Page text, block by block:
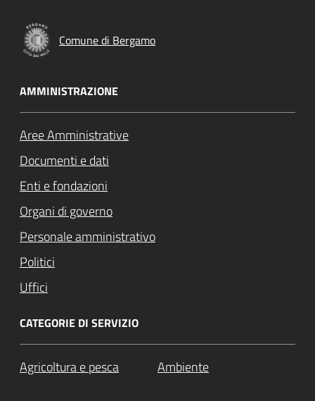
Comune di Bergamo
AMMINISTRAZIONE
Aree Amministrative
Documenti e dati
Enti e fondazioni
Organi di governo
Personale amministrativo
Politici
Uffici
CATEGORIE DI SERVIZIO
Agricoltura e pesca Ambiente